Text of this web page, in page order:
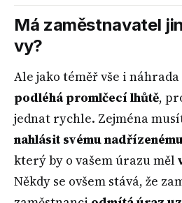
Má zaměstnavatel
vy?
Ale jako téměř vše i
podléhá promlčecí lhůtě,
jednat rychle. Zejména
nahlásit svému
který by o vašem úrazu měl
Někdy se ovšem stává, že